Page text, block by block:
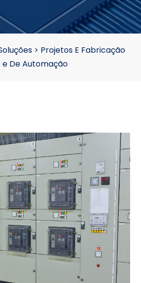
> Projetos E Fabricação
e De Automação